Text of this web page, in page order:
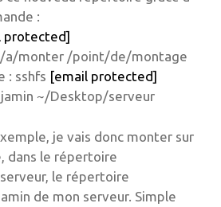
:
protected]
a/monter /point/de/montage
: sshfs [email protected]
~/Desktop/serveur
je vais donc monter sur
dans le répertoire
le répertoire
de mon serveur. Simple